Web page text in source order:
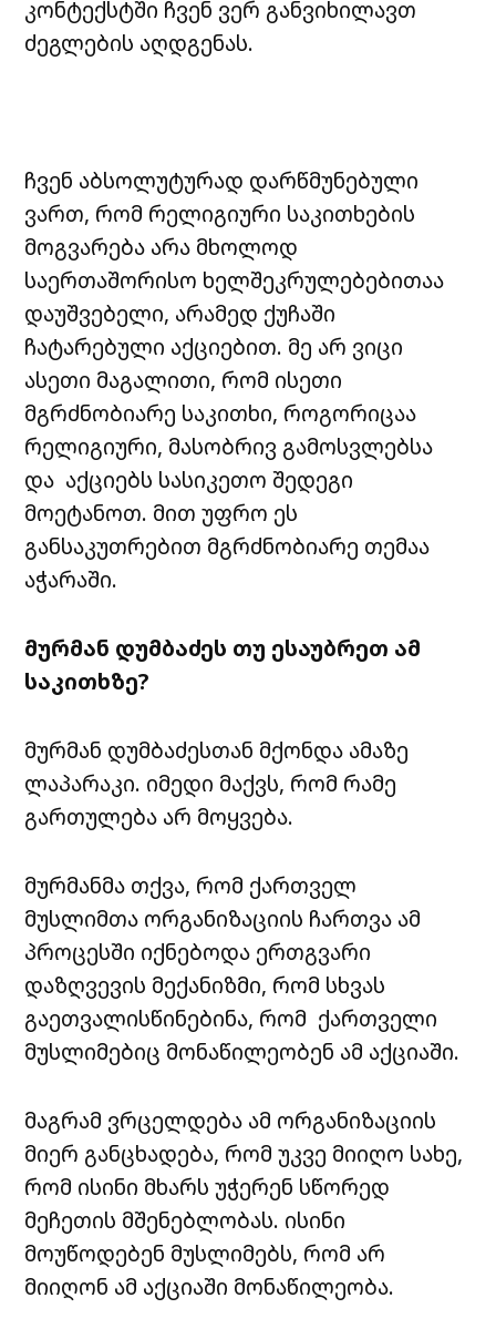
კონტექსტში ჩვენ ვერ განვიხილავთ
ძეგლების აღდგენას.
ჩვენ აბსოლუტურად დარწმუნებული
ვართ, რომ რელიგიური საკითხების
მოგვარება არა მხოლოდ
საერთაშორისო ხელშეკრულებებითაა
დაუშვებელი, არამედ ქუჩაში
ჩატარებული აქციებით. მე არ ვიცი
ასეთი მაგალითი, რომ ისეთი
მგრძნობიარე საკითხი, როგორიცაა
რელიგიური, მასობრივ გამოსვლებსა
და აქციებს სასიკეთო შედეგი
მოეტანოთ. მით უფრო ეს
განსაკუთრებით მგრძნობიარე თემაა
აჭარაში.
მურმან დუმბაძეს თუ ესაუბრეთ ამ
საკითხზე?
მურმან დუმბაძესთან მქონდა ამაზე
ლაპარაკი. იმედი მაქვს, რომ რამე
გართულება არ მოყვება.
მურმანმა თქვა, რომ ქართველ
მუსლიმთა ორგანიზაციის ჩართვა ამ
პროცესში იქნებოდა ერთგვარი
დაზღვევის მექანიზმი, რომ სხვას
გაეთვალისწინებინა, რომ ქართველი
მუსლიმებიც მონაწილეობენ ამ აქციაში.
მაგრამ ვრცელდება ამ ორგანიზაციის
მიერ განცხადება, რომ უკვე მიიღო სახე,
რომ ისინი მხარს უჭერენ სწორედ
მეჩეთის მშენებლობას. ისინი
მოუწოდებენ მუსლიმებს, რომ არ
მიიღონ ამ აქციაში მონაწილეობა.